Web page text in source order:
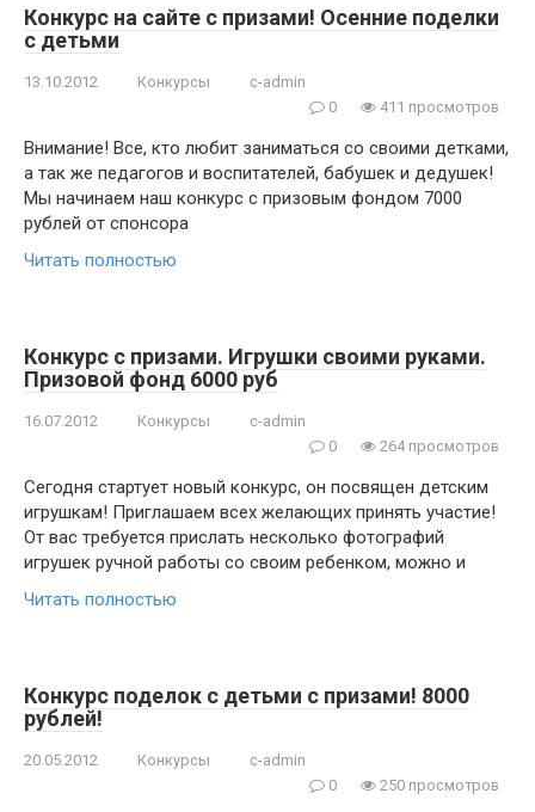
Конкурс на сайте с призами! Осенние поделки
с детьми
13.10.2012 Конкурсы
c-admin
0
411 просмотров
Внимание! Все, кто любит заниматься со своими детками,
а так же педагогов и воспитателей, бабушек и дедушек!
Мы начинаем наш конкурс с призовым фондом 7000
рублей от спонсора
Читать полностью
Конкурс с призами. Игрушки своими руками.
Призовой фонд 6000 руб
16.07.2012 Конкурсы
c-admin
0
264 просмотров
Сегодня стартует новый конкурс, он посвящен детским
игрушкам! Приглашаем всех желающих принять участие!
От вас требуется прислать несколько фотографий
игрушек ручной работы со своим ребенком, можно и
Читать полностью
Конкурс поделок с детьми с призами! 8000
рублей!
20.05.2012 Конкурсы
c-admin
0
250 просмотров